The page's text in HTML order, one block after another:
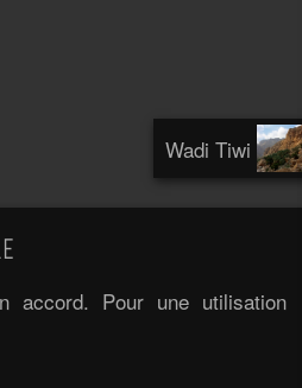
Wadi Tiwi
accord. Pour une utilisation